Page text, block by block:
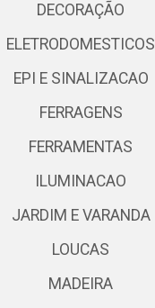
DECORAÇÃO
ELETRODOMESTICOS
EPI E SINALIZACAO
FERRAGENS
FERRAMENTAS
ILUMINACAO
JARDIM E VARANDA
LOUCAS
MADEIRA